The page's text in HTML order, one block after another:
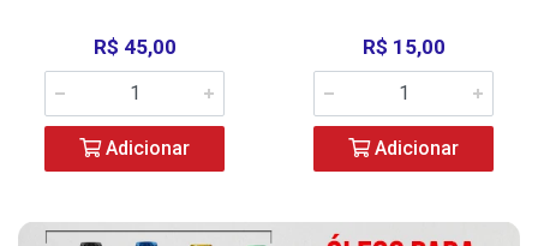
R$ 45,00
Adicionar
R$ 15,00
Adicionar